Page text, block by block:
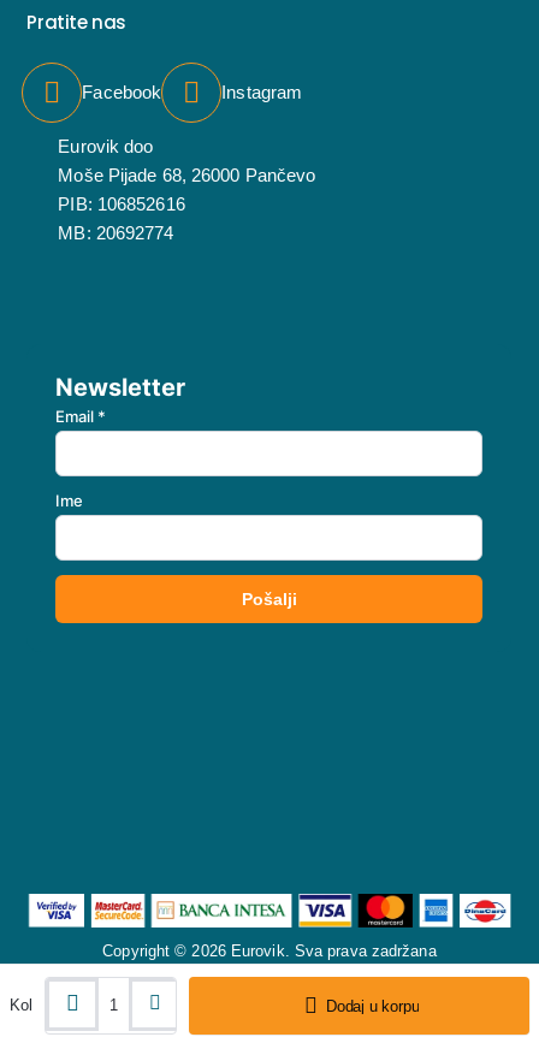
Kol Dodaj u korpu
Pratite nas
Facebook Instagram
Eurovik doo
Moše Pijade 68, 26000 Pančevo
PIB: 106852616
MB: 20692774
Copyright © 2026 Eurovik. Sva prava zadržana